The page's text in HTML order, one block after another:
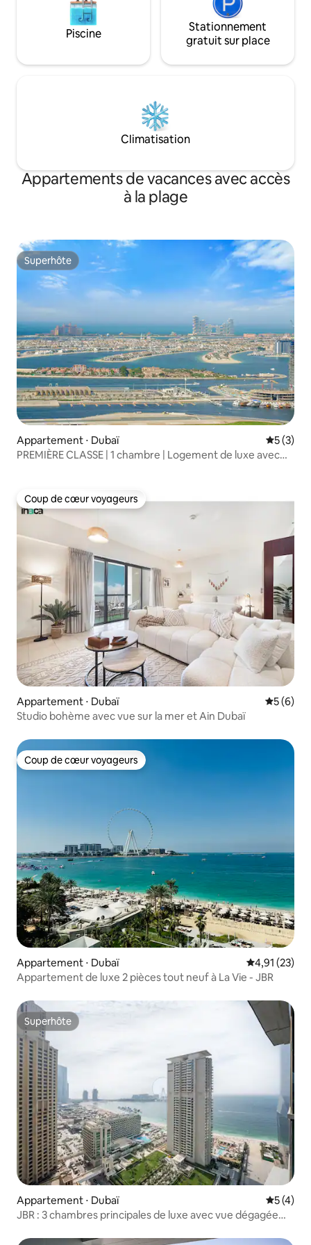
Piscine
Stationnement
gratuit sur place
Climatisation
Appartements de vacances avec accès
à la plage
Superhôte
Superhôte
Appartement ⋅ Dubaï
5 (3)
PREMIÈRE CLASSE | 1 chambre | Logement de luxe avec
Coup de cœur voyageurs
Coup de cœur voyageurs
Appartement ⋅ Dubaï
5 (6)
Studio bohème avec vue sur la mer et Ain Dubaï
Coup de cœur voyageurs
Coup de cœur voyageurs
Appartement ⋅ Dubaï Évaluation
4,91 (23)
Appartement de luxe 2 pièces tout neuf à La Vie - JBR
Superhôte
Superhôte
Appartement ⋅ Dubaï
5 (4)
JBR : 3 chambres principales de luxe avec vue dégagée